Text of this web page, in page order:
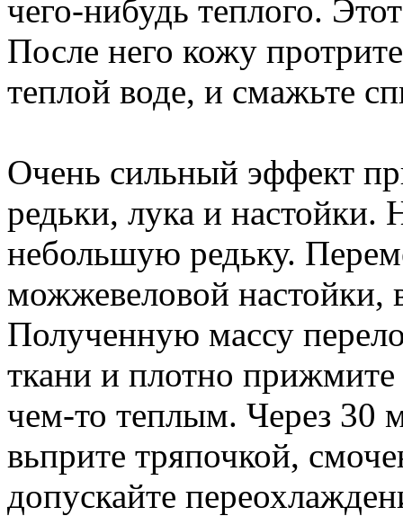
чего-нибудь теплого.
После него кожу
теплой воде, и смажьте
Очень сильный эффект
редьки, лука и настойки.
небольшую редьку.
можжевеловой настойки,
Полученную массу
ткани и плотно
чем-то теплым. Через 30
вьприте тряпочкой,
допускайте